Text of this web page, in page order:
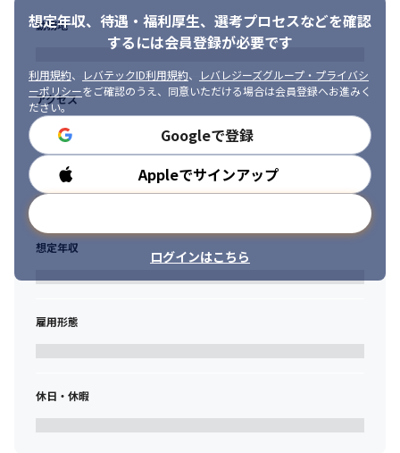
想定年収、待遇・福利厚生、 選考プロセスなどを確認
するには会員登録が必要です
利用規約、 レバテックID利用規約、
レバレジーズグループ・プライバシ
ーポリシーをご確認のうえ、同意いただける場合は会員登録へお進みく
ださい。
Googleで登録
Appleでサインアップ
ログインはこちら
勤務地
アクセス
勤務時間
想定年収
雇用形態
休日・休暇